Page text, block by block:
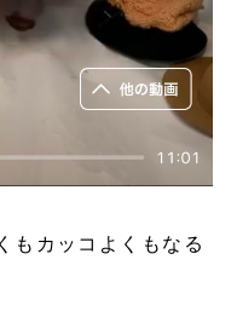
もカッコよくもなる